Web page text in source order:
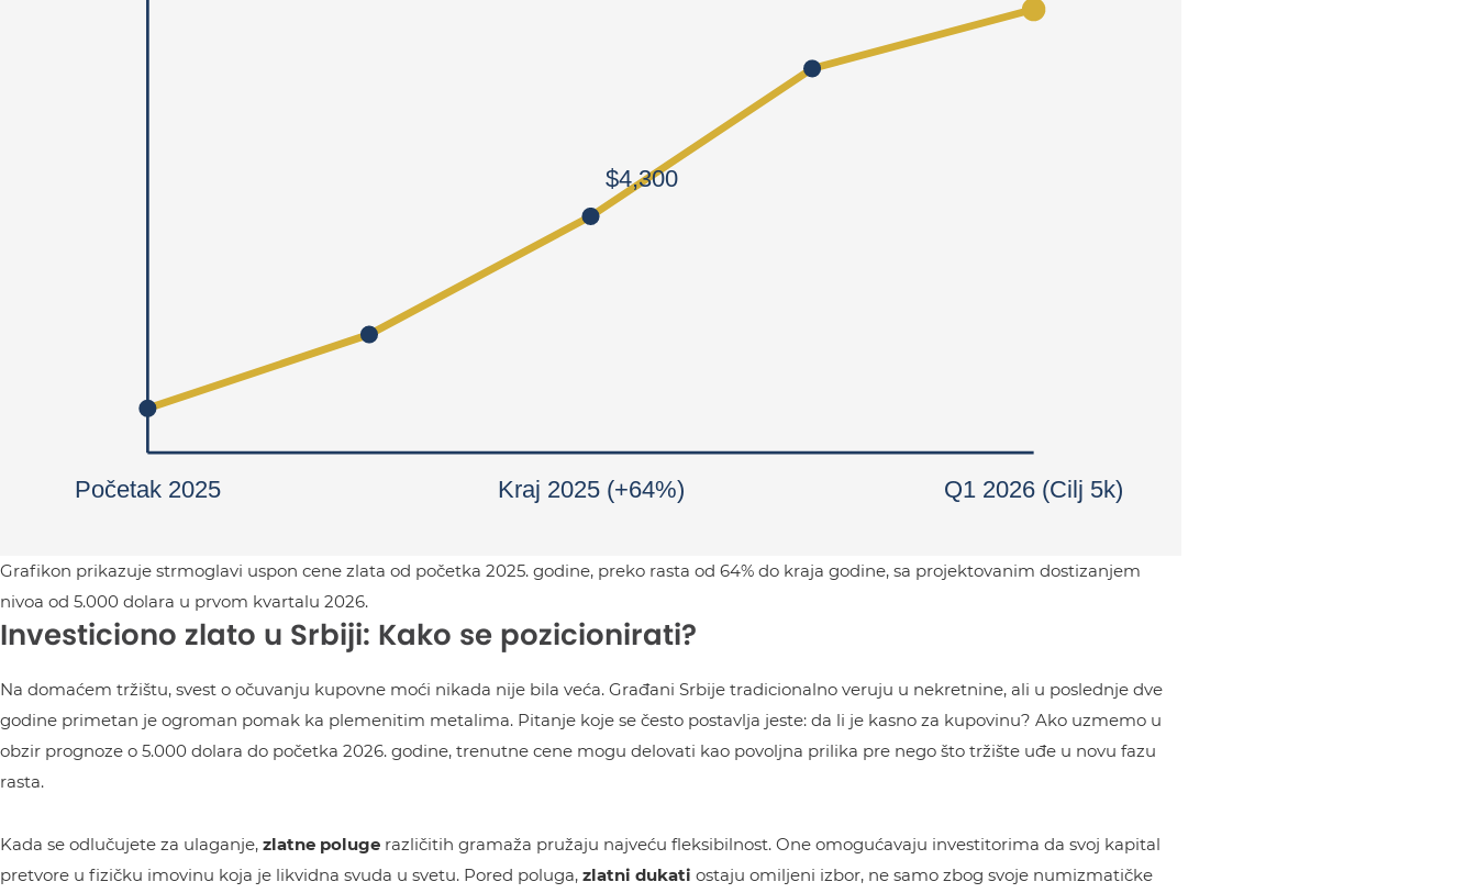
Grafikon prikazuje strmoglavi uspon cene zlata od početka 2025. godine, preko rasta od 64% do kraja godine, sa projektovanim dostizanjem
nivoa od 5.000 dolara u prvom kvartalu 2026.
Investiciono zlato u Srbiji: Kako se pozicionirati?
Na domaćem tržištu, svest o očuvanju kupovne moći nikada nije bila veća. Građani Srbije tradicionalno veruju u nekretnine, ali u poslednje dve
godine primetan je ogroman pomak ka plemenitim metalima. Pitanje koje se često postavlja jeste: da li je kasno za kupovinu? Ako uzmemo u
obzir prognoze o 5.000 dolara do početka 2026. godine, trenutne cene mogu delovati kao povoljna prilika pre nego što tržište uđe u novu fazu
rasta.
Kada se odlučujete za ulaganje, zlatne poluge različitih gramaža pružaju najveću fleksibilnost. One omogućavaju investitorima da svoj kapital
pretvore u fizičku imovinu koja je likvidna svuda u svetu. Pored poluga, zlatni dukati ostaju omiljeni izbor, ne samo zbog svoje numizmatičke